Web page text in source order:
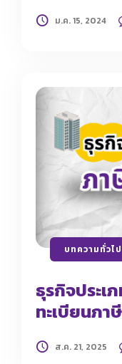
ม.ค. 15, 2024
บทความทั่วไป
ธุรกิจประเ
ทะเบียนภา
ส.ค. 21, 2025